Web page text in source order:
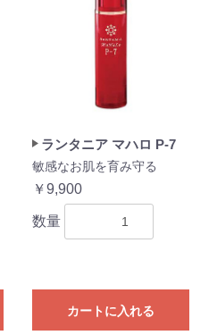
ランタニア マハロ P-7
敏感なお肌を育み守る
￥9,900
数量
カートに入れる